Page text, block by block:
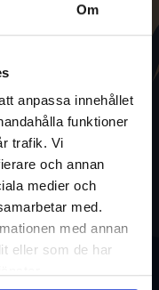
Om
anpassa innehållet
funktioner
trafik. Vi
och annan
medier och
med.
med annan
eller som de har